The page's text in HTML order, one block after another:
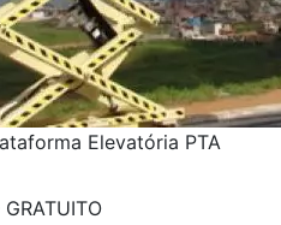
Elevatória PTA